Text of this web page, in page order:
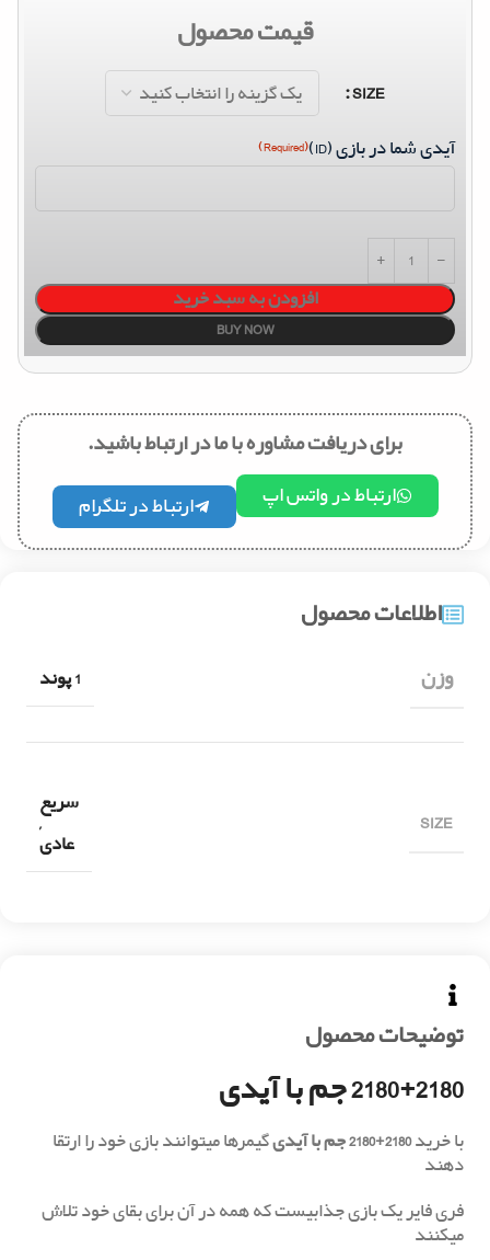
قیمت محصول
SIZE
آیدی شما در بازی (ID) (Required)
افزودن به سبد خرید
BUY NOW
برای دریافت مشاوره با ما در ارتباط باشید.
ارتباط در واتس اپ ارتباط در تلگرام
توضیحات محصول
2180+2180 جم با آیدی
با خرید2180+2180 جم با آیدی
گیمرها میتوانند بازی خود را ارتقا
دهند
فری فایر یک بازی جذابیست که همه در آن برای بقای خود تلاش
میکنند
اطلاعات محصول
وزن 1 پوند
SIZE
سریع
,
عادی